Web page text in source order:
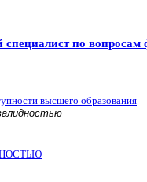
по
высшего образования